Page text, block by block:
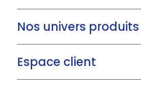
Nos univers produits
Espace client